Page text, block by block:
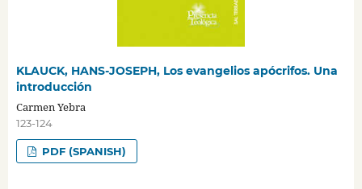
KLAUCK, HANS-JOSEPH, Los evangelios apócrifos. Una
introducción
Carmen Yebra
123-124
PDF (SPANISH)